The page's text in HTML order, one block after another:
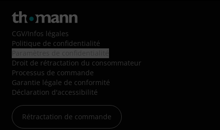
CGV/Infos légales
Politique de confidentialité
Droit de rétractation du consommateur
Processus de commande
Garantie légale de conformité
Déclaration d'accessibilité
Rétractation de commande